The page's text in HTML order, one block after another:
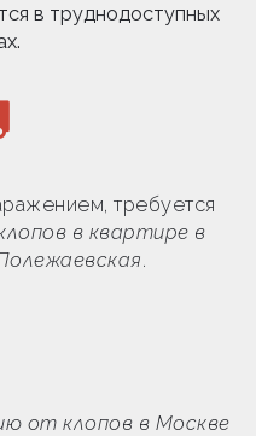
в труднодоступных
требуется
в квартире в
.
от клопов в Москве